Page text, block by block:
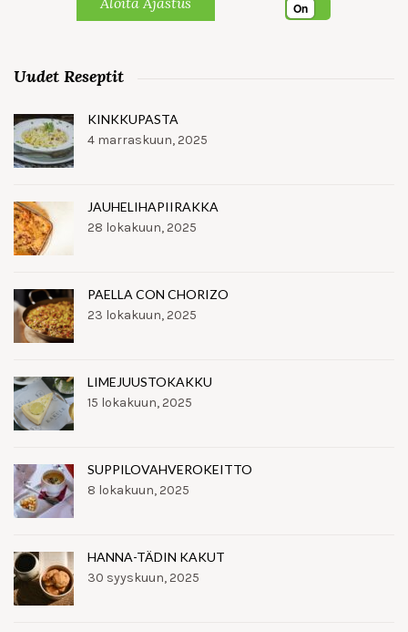
On
Uudet Reseptit
KINKKUPASTA
4 marraskuun, 2025
JAUHELIHAPIIRAKKA
28 lokakuun, 2025
PAELLA CON CHORIZO
23 lokakuun, 2025
LIMEJUUSTOKAKKU
15 lokakuun, 2025
SUPPILOVAHVEROKEITTO
8 lokakuun, 2025
HANNA-TÄDIN KAKUT
30 syyskuun, 2025